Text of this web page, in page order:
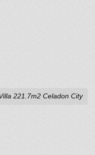
221.7m2 Celadon City